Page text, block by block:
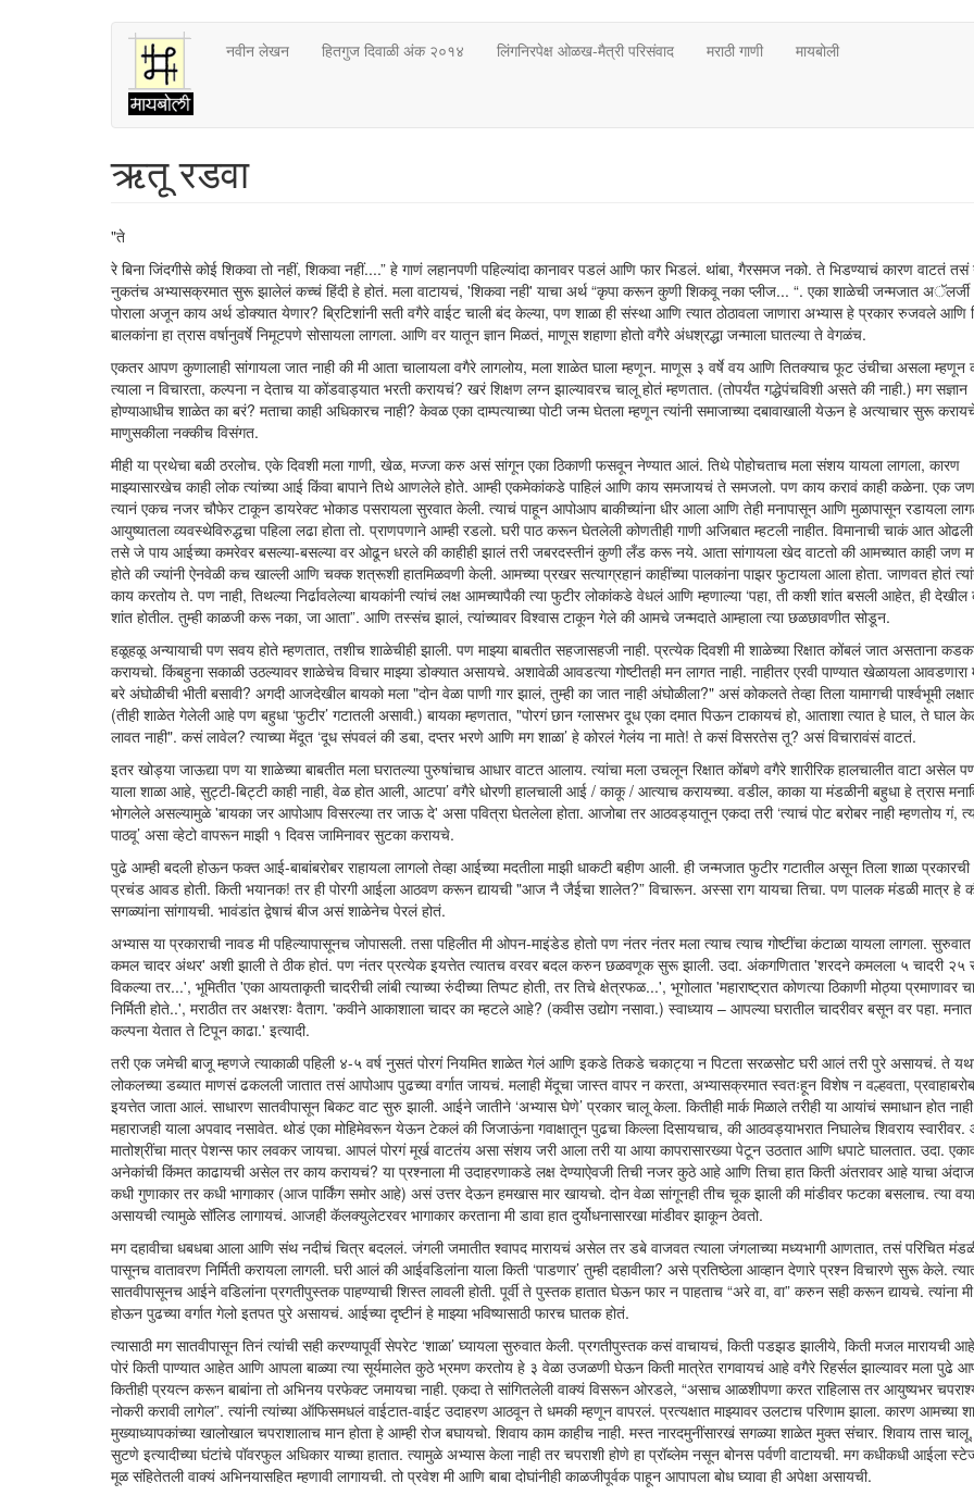
नवीन लेखन हितगुज दिवाळी अंक २०१४ लिंगनिरपेक्ष ओळख-मैत्री परिसंवाद मराठी गाणी मायबोली
ऋतू रडवा
"ते
रे बिना जिंदगीसे कोई शिकवा तो नहीं, शिकवा नहीं....” हे गाणं लहानपणी पहिल्यांदा कानावर पडलं आणि फार भिडलं. थांबा, गैरसमज नको. ते भिडण्याचं कारण वाटतं
नुकतंच अभ्यासक्रमात सुरू झालेलं कच्चं हिंदी हे होतं. मला वाटायचं, 'शिकवा नही' याचा अर्थ “कृपा करून कुणी शिकवू नका प्लीज... “. एका शाळेची जन्मजात
पोराला अजून काय अर्थ डोक्यात येणार? ब्रिटिशांनी सती वगैरे वाईट चाली बंद केल्या, पण शाळा ही संस्था आणि त्यात ठोठावला जाणारा अभ्यास हे प्रकार रुजवले
बालकांना हा त्रास वर्षानुवर्षे निमूटपणे सोसायला लागला. आणि वर यातून ज्ञान मिळतं, माणूस शहाणा होतो वगैरे अंधश्रद्धा जन्माला घातल्या ते वेगळंच.
एकतर आपण कुणालाही सांगायला जात नाही की मी आता चालायला वगैरे लागलोय, मला शाळेत घाला म्हणून. माणूस ३ वर्षे वय आणि तितक्याच फूट उंचीचा असला म्हणून
त्याला न विचारता, कल्पना न देताच या कोंडवाड्यात भरती करायचं? खरं शिक्षण लग्न झाल्यावरच चालू होतं म्हणतात. (तोपर्यंत गद्धेपंचविशी असते की नाही.) मग सज्ञान
होण्याआधीच शाळेत का बरं? मताचा काही अधिकारच नाही? केवळ एका दाम्पत्याच्या पोटी जन्म घेतला म्हणून त्यांनी समाजाच्या दबावाखाली येऊन हे अत्याचार सुरू
माणुसकीला नक्कीच विसंगत.
मीही या प्रथेचा बळी ठरलोच. एके दिवशी मला गाणी, खेळ, मज्जा करु असं सांगून एका ठिकाणी फसवून नेण्यात आलं. तिथे पोहोचताच मला संशय यायला लागला, कारण
माझ्यासारखेच काही लोक त्यांच्या आई किंवा बापाने तिथे आणलेले होते. आम्ही एकमेकांकडे पाहिलं आणि काय समजायचं ते समजलो. पण काय करावं काही कळेना. एक जण
त्यानं एकच नजर चौफेर टाकून डायरेक्ट भोकाड पसरायला सुरवात केली. त्याचं पाहून आपोआप बाकीच्यांना धीर आला आणि तेही मनापासून आणि मुळापासून रडायला
आयुष्यातला व्यवस्थेविरुद्धचा पहिला लढा होता तो. प्राणपणाने आम्ही रडलो. घरी पाठ करून घेतलेली कोणतीही गाणी अजिबात म्हटली नाहीत. विमानाची चाकं आत
तसे जे पाय आईच्या कमरेवर बसल्या-बसल्या वर ओढून धरले की काहीही झालं तरी जबरदस्तीनं कुणी लँड करू नये. आता सांगायला खेद वाटतो की आमच्यात काही जण
होते की ज्यांनी ऐनवेळी कच खाल्ली आणि चक्क शत्रूशी हातमिळवणी केली. आमच्या प्रखर सत्याग्रहानं काहींच्या पालकांना पाझर फुटायला आला होता. जाणवत होतं
काय करतोय ते. पण नाही, तिथल्या निर्ढावलेल्या बायकांनी त्यांचं लक्ष आमच्यापैकी त्या फुटीर लोकांकडे वेधलं आणि म्हणाल्या ‘पहा, ती कशी शांत बसली आहेत, ही देखील
शांत होतील. तुम्ही काळजी करू नका, जा आता”. आणि तस्संच झालं, त्यांच्यावर विश्वास टाकून गेले की आमचे जन्मदाते आम्हाला त्या छळछावणीत सोडून.
हळूहळू अन्यायाची पण सवय होते म्हणतात, तशीच शाळेचीही झाली. पण माझ्या बाबतीत सहजासहजी नाही. प्रत्येक दिवशी मी शाळेच्या रिक्षात कोंबलं जात असताना
करायचो. किंबहुना सकाळी उठल्यावर शाळेचेच विचार माझ्या डोक्यात असायचे. अशावेळी आवडत्या गोष्टीतही मन लागत नाही. नाहीतर एरवी पाण्यात खेळायला आवडणारा
बरे अंघोळीची भीती बसावी? अगदी आजदेखील बायको मला "दोन वेळा पाणी गार झालं, तुम्ही का जात नाही अंघोळीला?" असं कोकलते तेव्हा तिला यामागची पार्श्वभूमी
(तीही शाळेत गेलेली आहे पण बहुधा ‘फुटीर’ गटातली असावी.) बायका म्हणतात, "पोरगं छान ग्लासभर दूध एका दमात पिऊन टाकायचं हो, आताशा त्यात हे घाल, ते घाल
लावत नाही". कसं लावेल? त्याच्या मेंदूत ‘दूध संपवलं की डबा, दप्तर भरणे आणि मग शाळा’ हे कोरलं गेलंय ना माते! ते कसं विसरतेस तू? असं विचारावंसं वाटतं.
इतर खोड्या जाऊद्या पण या शाळेच्या बाबतीत मला घरातल्या पुरुषांचाच आधार वाटत आलाय. त्यांचा मला उचलून रिक्षात कोंबणे वगैरे शारीरिक हालचालीत वाटा असेल
याला शाळा आहे, सुट्टी-बिट्टी काही नाही, वेळ होत आली, आटपा’ वगैरे धोरणी हालचाली आई / काकू / आत्याच करायच्या. वडील, काका या मंडळीनी बहुधा हे त्रास
भोगलेले असल्यामुळे 'बायका जर आपोआप विसरल्या तर जाऊ दे' असा पवित्रा घेतलेला होता. आजोबा तर आठवड्यातून एकदा तरी ‘त्याचं पोट बरोबर नाही म्हणतोय गं,
पाठवू’ असा व्हेटो वापरून माझी १ दिवस जामिनावर सुटका करायचे.
पुढे आम्ही बदली होऊन फक्त आई-बाबांबरोबर राहायला लागलो तेव्हा आईच्या मदतीला माझी धाकटी बहीण आली. ही जन्मजात फुटीर गटातील असून तिला शाळा
प्रचंड आवड होती. किती भयानक! तर ही पोरगी आईला आठवण करून द्यायची "आज नै जैईचा शालेत?” विचारून. अस्सा राग यायचा तिचा. पण पालक मंडळी मात्र हे
सगळ्यांना सांगायची. भावंडांत द्वेषाचं बीज असं शाळेनेच पेरलं होतं.
अभ्यास या प्रकाराची नावड मी पहिल्यापासूनच जोपासली. तसा पहिलीत मी ओपन-माइंडेड होतो पण नंतर नंतर मला त्याच त्याच गोष्टींचा कंटाळा यायला लागला.
कमल चादर अंथर' अशी झाली ते ठीक होतं. पण नंतर प्रत्येक इयत्तेत त्यातच वरवर बदल करुन छळवणूक सुरू झाली. उदा. अंकगणितात 'शरदने कमलला ५ चादरी २५
विकल्या तर...', भूमितीत 'एका आयताकृती चादरीची लांबी त्याच्या रुंदीच्या तिप्पट होती, तर तिचे क्षेत्रफळ...', भूगोलात 'महाराष्ट्रात कोणत्या ठिकाणी मोठ्या प्रमाणावर
निर्मिती होते..', मराठीत तर अक्षरशः वैताग. 'कवीने आकाशाला चादर का म्हटले आहे? (कवीस उद्योग नसावा.) स्वाध्याय – आपल्या घरातील चादरीवर बसून वर पहा.
कल्पना येतात ते टिपून काढा.' इत्यादी.
तरी एक जमेची बाजू म्हणजे त्याकाळी पहिली ४-५ वर्ष नुसतं पोरगं नियमित शाळेत गेलं आणि इकडे तिकडे चकाट्या न पिटता सरळसोट घरी आलं तरी पुरे असायचं. ते
लोकलच्या डब्यात माणसं ढकलली जातात तसं आपोआप पुढच्या वर्गात जायचं. मलाही मेंदूचा जास्त वापर न करता, अभ्यासक्रमात स्वतःहून विशेष न वल्हवता,
इयत्तेत जाता आलं. साधारण सातवीपासून बिकट वाट सुरु झाली. आईने जातीने ‘अभ्यास घेणे’ प्रकार चालू केला. कितीही मार्क मिळाले तरीही या आयांचं समाधान होत
महाराजही याला अपवाद नसावेत. थोडं एका मोहिमेवरून येऊन टेकलं की जिजाऊंना गवाक्षातून पुढचा किल्ला दिसायचाच, की आठवड्याभरात निघालेच शिवराय स्वारीवर.
मातोश्रींचा मात्र पेशन्स फार लवकर जायचा. आपलं पोरगं मूर्ख वाटतंय असा संशय जरी आला तरी या आया कापरासारख्या पेटून उठतात आणि धपाटे घालतात. उदा.
अनेकांची किंमत काढायची असेल तर काय करायचं? या प्रश्नाला मी उदाहरणाकडे लक्ष देण्याऐवजी तिची नजर कुठे आहे आणि तिचा हात किती अंतरावर आहे याचा
कधी गुणाकार तर कधी भागाकार (आज पार्किंग समोर आहे) असं उत्तर देऊन हमखास मार खायचो. दोन वेळा सांगूनही तीच चूक झाली की मांडीवर फटका बसलाच. त्या
असायची त्यामुळे सॉलिड लागायचं. आजही कॅलक्युलेटरवर भागाकार करताना मी डावा हात दुर्योधनासारखा मांडीवर झाकून ठेवतो.
मग दहावीचा धबधबा आला आणि संथ नदीचं चित्र बदललं. जंगली जमातीत श्वापद मारायचं असेल तर डबे वाजवत त्याला जंगलाच्या मध्यभागी आणतात, तसं परिचित
पासूनच वातावरण निर्मिती करायला लागली. घरी आलं की आईवडिलांना याला किती ‘पाडणार’ तुम्ही दहावीला? असे प्रतिष्ठेला आव्हान देणारे प्रश्न विचारणे सुरू केले.
सातवीपासूनच आईने वडिलांना प्रगतीपुस्तक पाहण्याची शिस्त लावली होती. पूर्वी ते पुस्तक हातात घेऊन फार न पाहताच “अरे वा, वा” करुन सही करून द्यायचे. त्यांना
होऊन पुढच्या वर्गात गेलो इतपत पुरे असायचं. आईच्या दृष्टीनं हे माझ्या भविष्यासाठी फारच घातक होतं.
त्यासाठी मग सातवीपासून तिनं त्यांची सही करण्यापूर्वी सेपरेट ‘शाळा’ घ्यायला सुरुवात केली. प्रगतीपुस्तक कसं वाचायचं, किती पडझड झालीये, किती मजल मारायची
पोरं किती पाण्यात आहेत आणि आपला बाळ्या त्या सूर्यमालेत कुठे भ्रमण करतोय हे ३ वेळा उजळणी घेऊन किती मात्रेत रागवायचं आहे वगैरे रिहर्सल झाल्यावर मला पुढे
कितीही प्रयत्न करून बाबांना तो अभिनय परफेक्ट जमायचा नाही. एकदा ते सांगितलेली वाक्यं विसरून ओरडले, “असाच आळशीपणा करत राहिलास तर आयुष्यभर
नोकरी करावी लागेल”. त्यांनी त्यांच्या ऑफिसमधलं वाईटात-वाईट उदाहरण आठवून ते धमकी म्हणून वापरलं. प्रत्यक्षात माझ्यावर उलटाच परिणाम झाला. कारण आमच्या
मुख्याध्यापकांच्या खालोखाल चपराशालाच मान होता हे आम्ही रोज बघायचो. शिवाय काम काहीच नाही. मस्त नारदमुनींसारखं सगळ्या शाळेत मुक्त संचार. शिवाय तास
सुटणे इत्यादीच्या घंटांचे पॉवरफुल अधिकार याच्या हातात. त्यामुळे अभ्यास केला नाही तर चपराशी होणे हा प्रॉब्लेम नसून बोनस पर्वणी वाटायची. मग कधीकधी आईला
मूळ संहितेतली वाक्यं अभिनयासहित म्हणावी लागायची. तो प्रवेश मी आणि बाबा दोघांनीही काळजीपूर्वक पाहून आपापला बोध घ्यावा ही अपेक्षा असायची.